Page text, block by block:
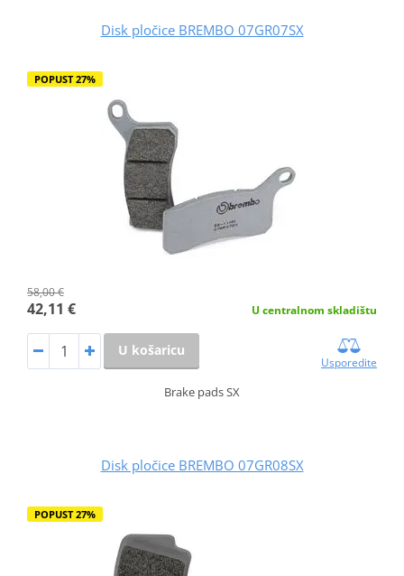
Disk pločice BREMBO 07GR07SX
POPUST 27%
58,00 €
42,11 € U centralnom skladištu
U košaricu
Usporedite
Brake pads SX
Disk pločice BREMBO 07GR08SX
POPUST 27%